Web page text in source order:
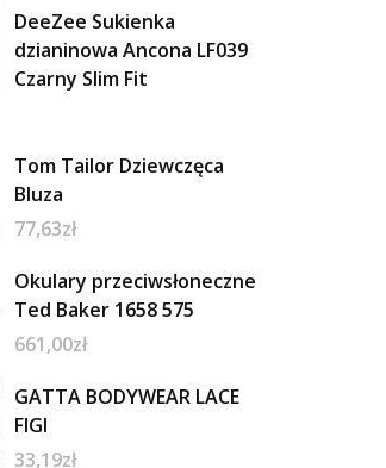
DeeZee Sukienka
dzianinowa Ancona LF039
Czarny Slim Fit
Tom Tailor Dziewczęca
Bluza
77,63zł
Okulary przeciwsłoneczne
Ted Baker 1658 575
661,00zł
GATTA BODYWEAR LACE
FIGI
33,19zł